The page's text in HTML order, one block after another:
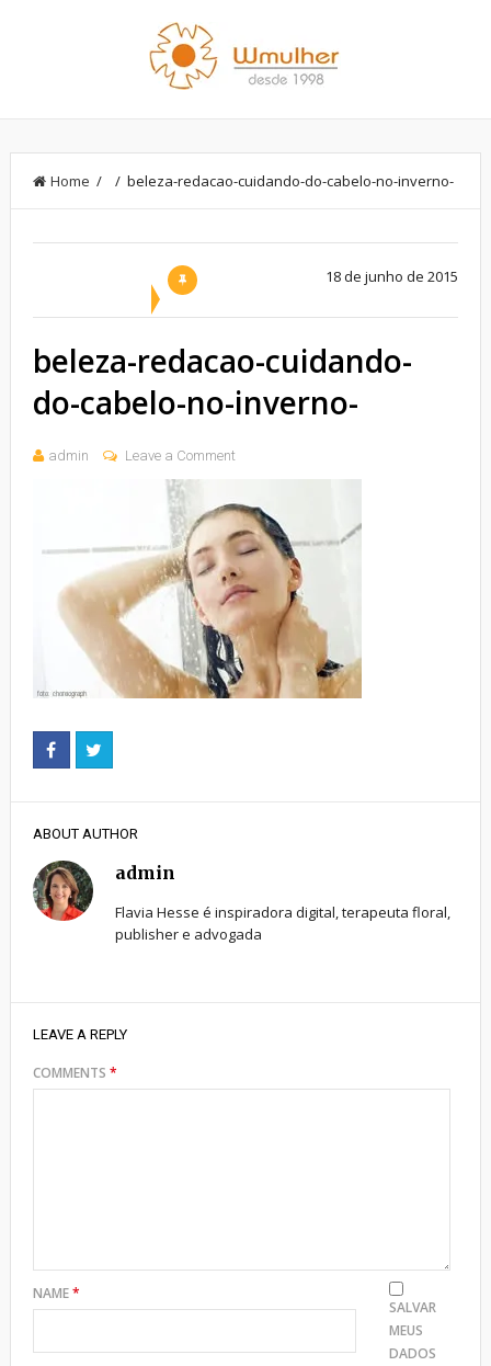
Home / / beleza-redacao-cuidando-do-cabelo-no-inverno-
18 de junho de 2015
beleza-redacao-cuidando-
do-cabelo-no-inverno-
admin Leave a Comment
ABOUT AUTHOR
admin
Flavia Hesse é inspiradora digital, terapeuta floral,
publisher e advogada
LEAVE A REPLY
COMMENTS *
NAME*
SALVAR
MEUS
DADOS